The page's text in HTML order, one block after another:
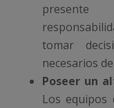
tomar
necesarios
Poseer un
Los equipos